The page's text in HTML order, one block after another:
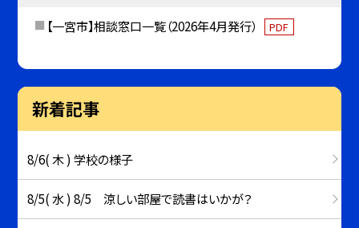
【一宮市】相談窓口一覧（2026年4月発行） PDF
新着記事
8/6( 木 ) 学校の様子
8/5( 水 ) 8/5 涼しい部屋で読書はいかが？